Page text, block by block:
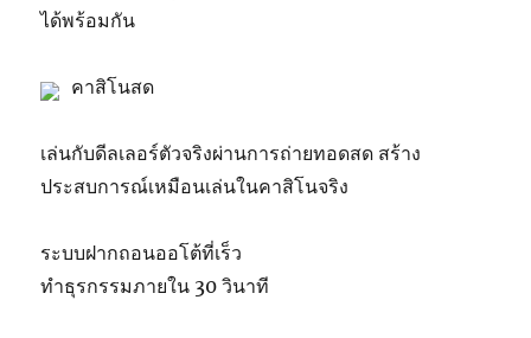
ได้พร้อมกัน
คาสิโนสด
เล่นกับดีลเลอร์ตัวจริงผ่านการถ่ายทอดสด สร้าง
ประสบการณ์เหมือนเล่นในคาสิโนจริง
ระบบฝากถอนออโต้ที่เร็ว
ทำธุรกรรมภายใน 30 วินาที